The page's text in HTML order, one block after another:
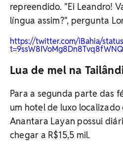
repreendido. "Ei Leandro!
língua assim?", pergunta
https://twitter.com/iBahia/
Lua de mel na
Para a segunda parte das
um hotel de luxo localizado
Anantara Layan possui
chegar a R$15,5 mil.